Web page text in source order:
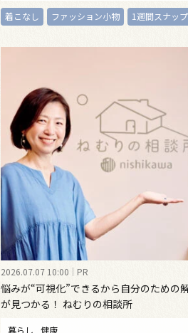
着こなし ファッション小物 1週間スナップ
2026.07.07 10:00 PR
悩みが“可視化”できるから自分のための
が見つかる！ ねむりの相談所
暮らし 健康